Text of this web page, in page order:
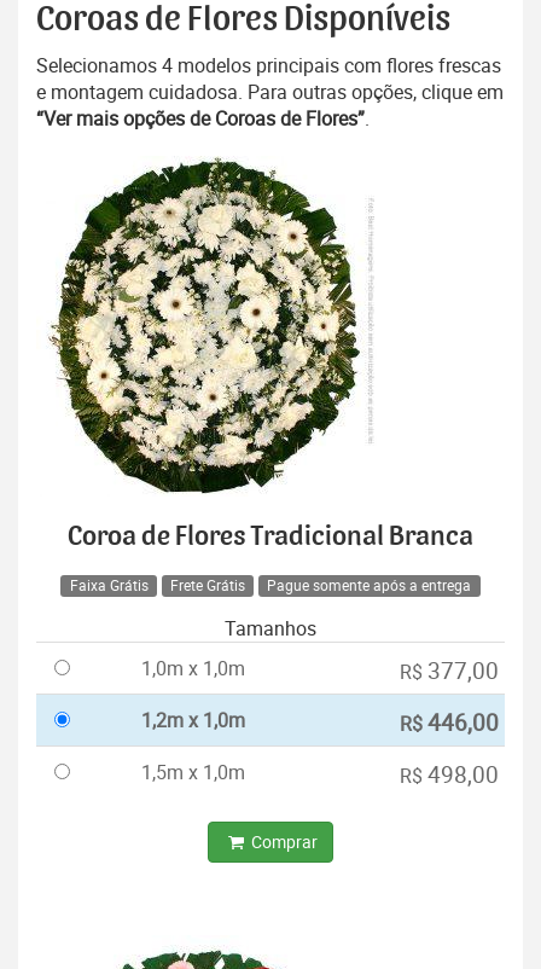
Coroas de Flores Disponíveis
Selecionamos 4 modelos principais com flores frescas
e montagem cuidadosa. Para outras opções, clique em
“Ver mais opções de Coroas de Flores”.
Coroa de Flores Tradicional Branca
Faixa Grátis Frete Grátis Pague somente após a entrega
Tamanhos
1,0m x 1,0m
R$ 377,00
1,2m x 1,0m R$446,00
1,5m x 1,0m R$ 498,00
Comprar